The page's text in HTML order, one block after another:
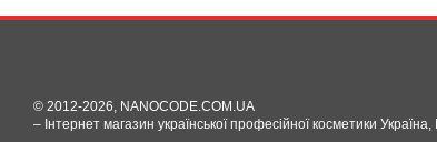
© 2012-2026, NANOCODE.COM.UA
– Інтернет магазин української професійної косметики Україна,